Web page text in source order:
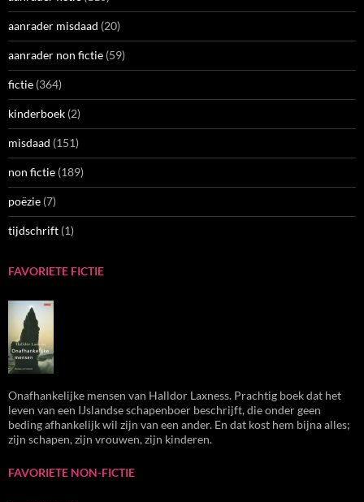
aanrader misdaad (20)
aanrader non fictie (59)
fictie (364)
kinderboek (2)
misdaad (151)
non fictie (189)
poëzie (7)
tijdschrift (1)
FAVORIETE FICTIE
Onafhankelijke mensen van Halldor Laxness. Prachtig boek dat het
leven van een IJslandse schapenboer beschrijft, die onder geen
beding afhankelijk wil zijn van een ander. En dat kost hem bijna alles;
zijn schapen, zijn vrouwen, zijn kinderen.
FAVORIETE NON-FICTIE